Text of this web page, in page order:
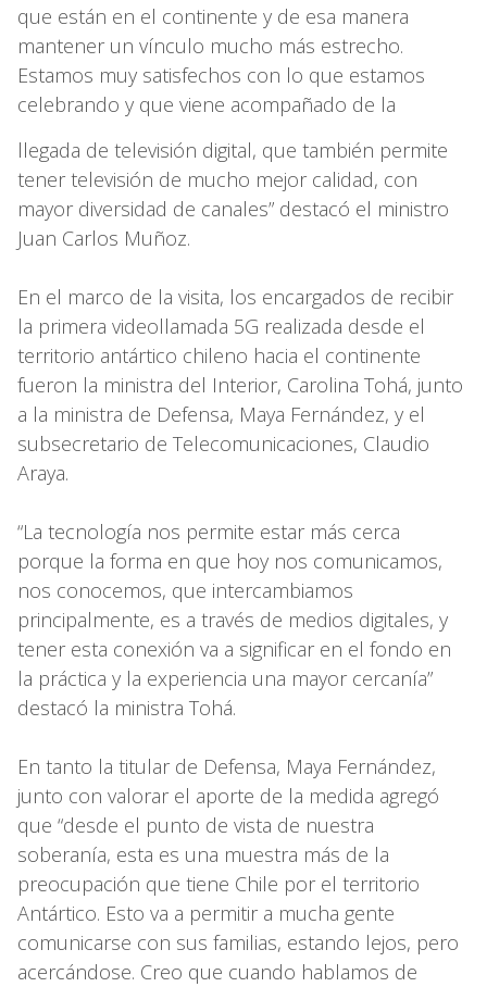
que están en el continente y de esa manera
mantener un vínculo mucho más estrecho.
Estamos muy satisfechos con lo que estamos
celebrando y que viene acompañado de la
llegada de televisión digital, que también permite
tener televisión de mucho mejor calidad, con
mayor diversidad de canales” destacó el ministro
Juan Carlos Muñoz.
En el marco de la visita, los encargados de recibir
la primera videollamada 5G realizada desde el
territorio antártico chileno hacia el continente
fueron la ministra del Interior, Carolina Tohá, junto
a la ministra de Defensa, Maya Fernández, y el
subsecretario de Telecomunicaciones, Claudio
Araya.
“La tecnología nos permite estar más cerca
porque la forma en que hoy nos comunicamos,
nos conocemos, que intercambiamos
principalmente, es a través de medios digitales, y
tener esta conexión va a significar en el fondo en
la práctica y la experiencia una mayor cercanía”
destacó la ministra Tohá.
En tanto la titular de Defensa, Maya Fernández,
junto con valorar el aporte de la medida agregó
que “desde el punto de vista de nuestra
soberanía, esta es una muestra más de la
preocupación que tiene Chile por el territorio
Antártico. Esto va a permitir a mucha gente
comunicarse con sus familias, estando lejos, pero
acercándose. Creo que cuando hablamos de